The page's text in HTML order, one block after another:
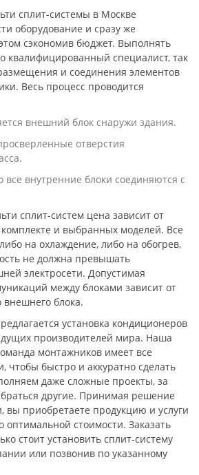
сплит-системы в Москве
оборудование и сразу же
сэкономив бюджет. Выполнять
квалифицированный специалист, так
и соединения элементов
Весь процесс проводится
внешний блок снаружи здания.
отверстия
все внутренние блоки соединяются с
сплит-систем цена зависит от
комплекте и выбранных моделей. Все
на охлаждение, либо на обогрев,
не должна превышать
электросети. Допустимая
между блоками зависит от
блока.
установка кондиционеров
производителей мира. Наша
монтажников имеет все
чтобы быстро и аккуратно сделать
даже сложные проекты, за
другие. Принимая решение
вы приобретаете продукцию и услуги
оптимальной стоимости. Заказать
стоит установить сплит-систему
или позвонив по указанному